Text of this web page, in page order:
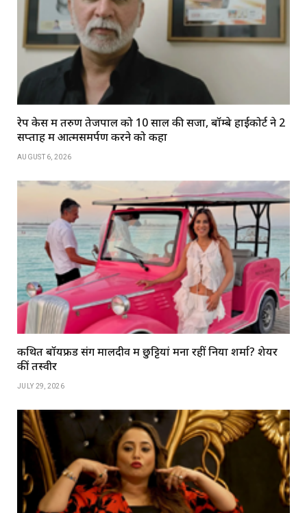
रेप केस में तरुण तेजपाल को 10 साल की सजा, बॉम्बे हाईकोर्ट ने 2
सप्ताह में आत्मसमर्पण करने को कहा
AUGUST 6, 2026
कथित बॉयफ्रेंड संग मालदीव में छुट्टियां मना रहीं निया शर्मा? शेयर
कीं तस्वीरें
JULY 29, 2026